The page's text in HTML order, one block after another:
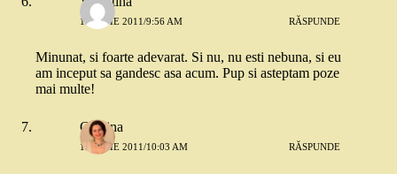
19 IULIE 2011/9:56 AM RĂSPUNDE
Minunat, si foarte adevarat. Si nu, nu esti nebuna, si eu
am inceput sa gandesc asa acum. Pup si asteptam poze
mai multe!
Cristina
19 IULIE 2011/10:03 AM RĂSPUNDE